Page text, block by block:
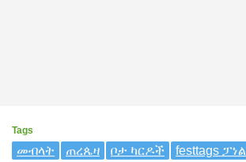
Tags
መብላት ጠረጴዛ ቦታ ካርዶች festtags ፓነል